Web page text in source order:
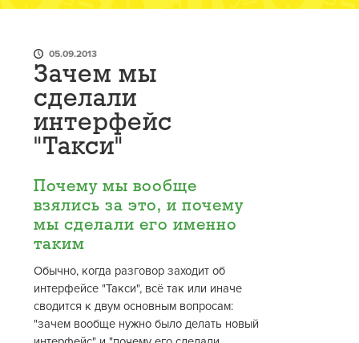
05.09.2013
Зачем мы
сделали
интерфейс
"Такси"
Почему мы вообще
взялись за это, и почему
мы сделали его именно
таким
Обычно, когда разговор заходит об
интерфейсе "Такси", всё так или иначе
сводится к двум основным вопросам:
"зачем вообще нужно было делать новый